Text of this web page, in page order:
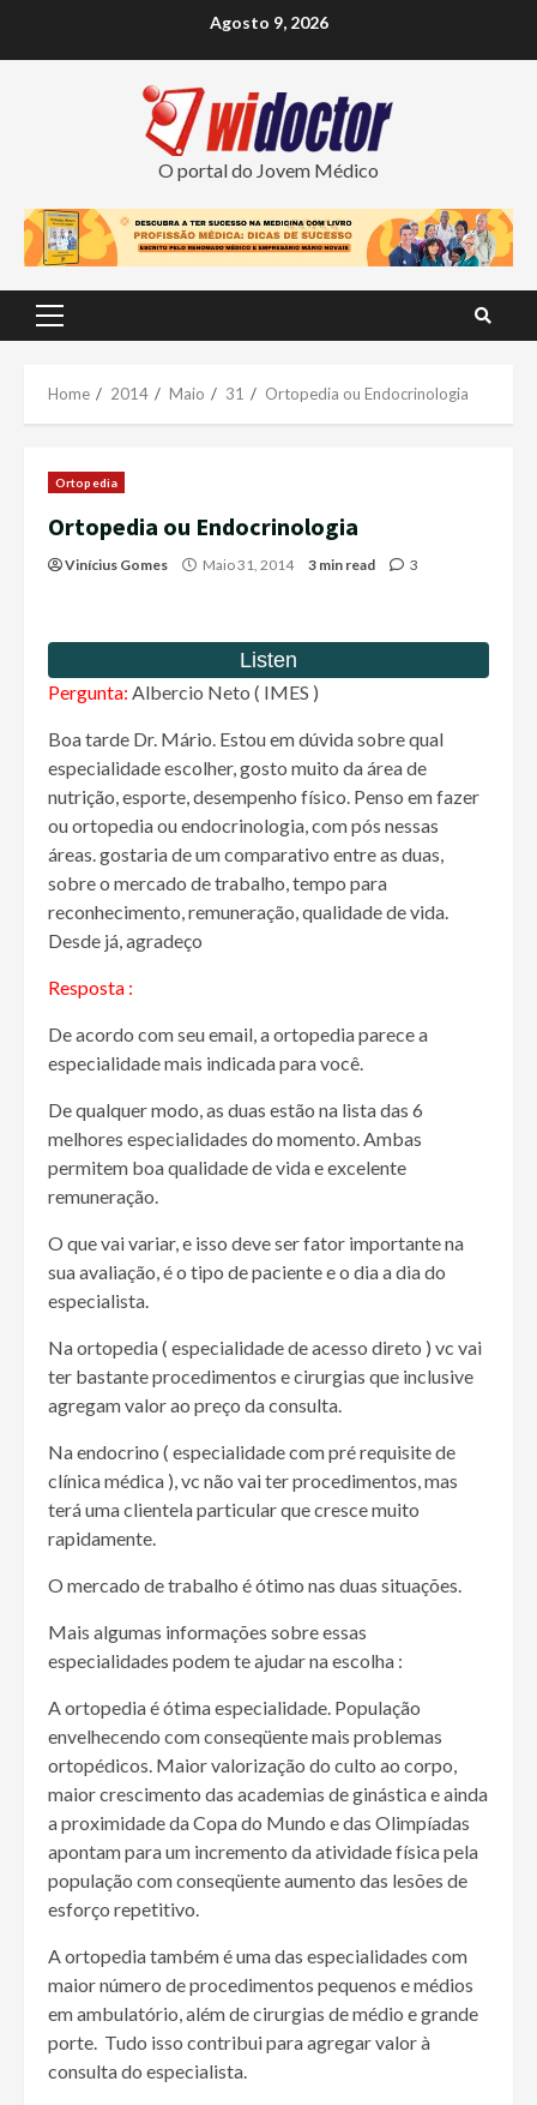
Agosto 9, 2026
O portal do Jovem Médico
Primary
Home 2014 Maio 31 Ortopedia ou Endocrinologia
Ortopedia
Ortopedia ou Endocrinologia
Vinícius Gomes Maio 31, 2014 3 min read 3
Pergunta: Albercio Neto ( IMES )
Boa tarde Dr. Mário. Estou em dúvida sobre qual
especialidade escolher, gosto muito da área de
nutrição, esporte, desempenho físico. Penso em fazer
ou ortopedia ou endocrinologia, com pós nessas
áreas. gostaria de um comparativo entre as duas,
sobre o mercado de trabalho, tempo para
reconhecimento, remuneração, qualidade de vida.
Desde já, agradeço
Resposta :
De acordo com seu email, a ortopedia parece a
especialidade mais indicada para você.
De qualquer modo, as duas estão na lista das 6
melhores especialidades do momento. Ambas
permitem boa qualidade de vida e excelente
remuneração.
O que vai variar, e isso deve ser fator importante na
sua avaliação, é o tipo de paciente e o dia a dia do
especialista.
Na ortopedia ( especialidade de acesso direto ) vc vai
ter bastante procedimentos e cirurgias que inclusive
agregam valor ao preço da consulta.
Na endocrino ( especialidade com pré requisite de
clínica médica ), vc não vai ter procedimentos, mas
terá uma clientela particular que cresce muito
rapidamente.
O mercado de trabalho é ótimo nas duas situações.
Mais algumas informações sobre essas
especialidades podem te ajudar na escolha :
A ortopedia é ótima especialidade. População
envelhecendo com conseqüente mais problemas
ortopédicos. Maior valorização do culto ao corpo,
maior crescimento das academias de ginástica e ainda
a proximidade da Copa do Mundo e das Olimpíadas
apontam para um incremento da atividade física pela
população com conseqüente aumento das lesões de
esforço repetitivo.
A ortopedia também é uma das especialidades com
maior número de procedimentos pequenos e médios
em ambulatório, além de cirurgias de médio e grande
porte. Tudo isso contribui para agregar valor à
consulta do especialista.